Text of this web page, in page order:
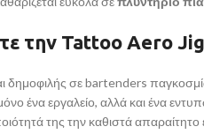
την Tattoo Aero
δημοφιλής σε bartenders
ένα εργαλείο, αλλά και ένα
της την καθιστά